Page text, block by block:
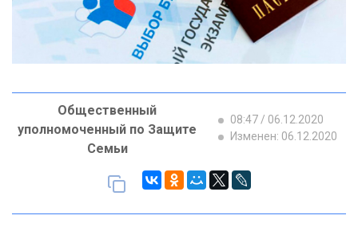
Общественный
уполномоченный по Защите
Семьи
08:47 / 06.12.2020
Изменен: 06.12.2020